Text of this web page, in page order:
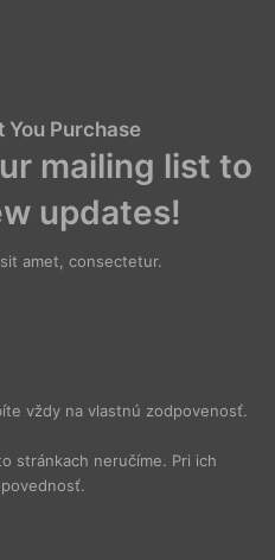
You Purchase
mailing list to
updates!
amet, consectetur.
vždy na vlastnú zodpovenosť.
stránkach neručíme. Pri ich